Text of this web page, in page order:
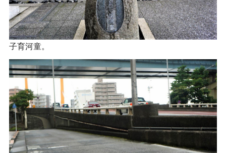
子育河童。